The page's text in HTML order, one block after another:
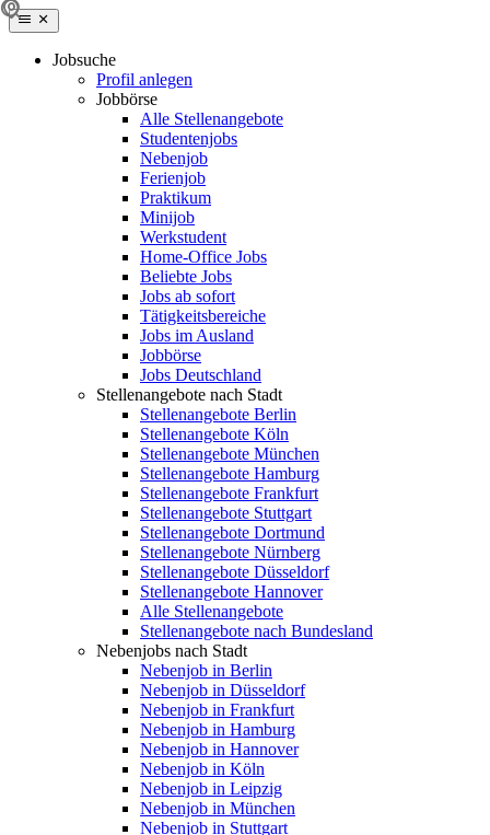
Jobsuche
Profil anlegen
Jobbörse
Alle Stellenangebote
Studentenjobs
Nebenjob
Ferienjob
Praktikum
Minijob
Werkstudent
Home-Office Jobs
Beliebte Jobs
Jobs ab sofort
Tätigkeitsbereiche
Jobs im Ausland
Jobbörse
Jobs Deutschland
Stellenangebote nach Stadt
Stellenangebote Berlin
Stellenangebote Köln
Stellenangebote München
Stellenangebote Hamburg
Stellenangebote Frankfurt
Stellenangebote Stuttgart
Stellenangebote Dortmund
Stellenangebote Nürnberg
Stellenangebote Düsseldorf
Stellenangebote Hannover
Alle Stellenangebote
Stellenangebote nach Bundesland
Nebenjobs nach Stadt
Nebenjob in Berlin
Nebenjob in Düsseldorf
Nebenjob in Frankfurt
Nebenjob in Hamburg
Nebenjob in Hannover
Nebenjob in Köln
Nebenjob in Leipzig
Nebenjob in München
Nebenjob in Stuttgart